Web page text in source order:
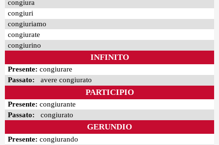
congiura
congiuri
congiuriamo
congiurate
congiurino
INFINITO
Presente: congiurare
Passato: avere congiurato
PARTICIPIO
Presente: congiurante
Passato: congiurato
GERUNDIO
Presente: congiurando